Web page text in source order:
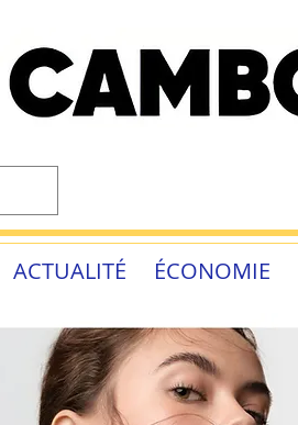
ACTUALITÉ ÉCONOMIE